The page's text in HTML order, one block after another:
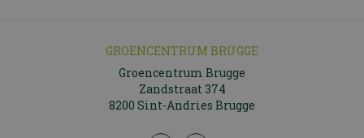
GROENCENTRUM BRUGGE
Groencentrum Brugge
Zandstraat 374
8200 Sint-Andries Brugge